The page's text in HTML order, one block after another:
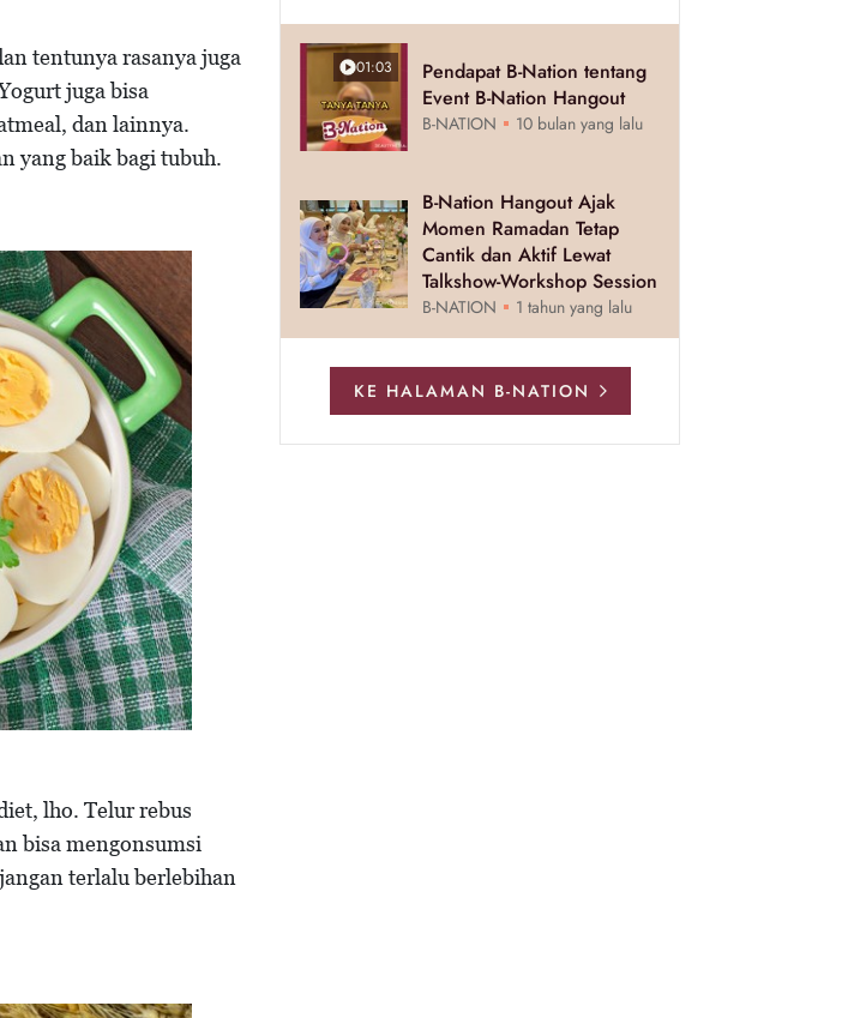
tentunya rasanya juga
juga bisa
dan lainnya.
yang baik bagi tubuh.
lho. Telur rebus
bisa mengonsumsi
terlalu berlebihan
01:03
Pendapat B-Nation tentang
Event B-Nation Hangout
B-NATION 10 bulan yang lalu
B-Nation Hangout Ajak
Momen Ramadan Tetap
Cantik dan Aktif Lewat
Talkshow-Workshop Session
B-NATION 1 tahun yang lalu
KE HALAMAN B-NATION